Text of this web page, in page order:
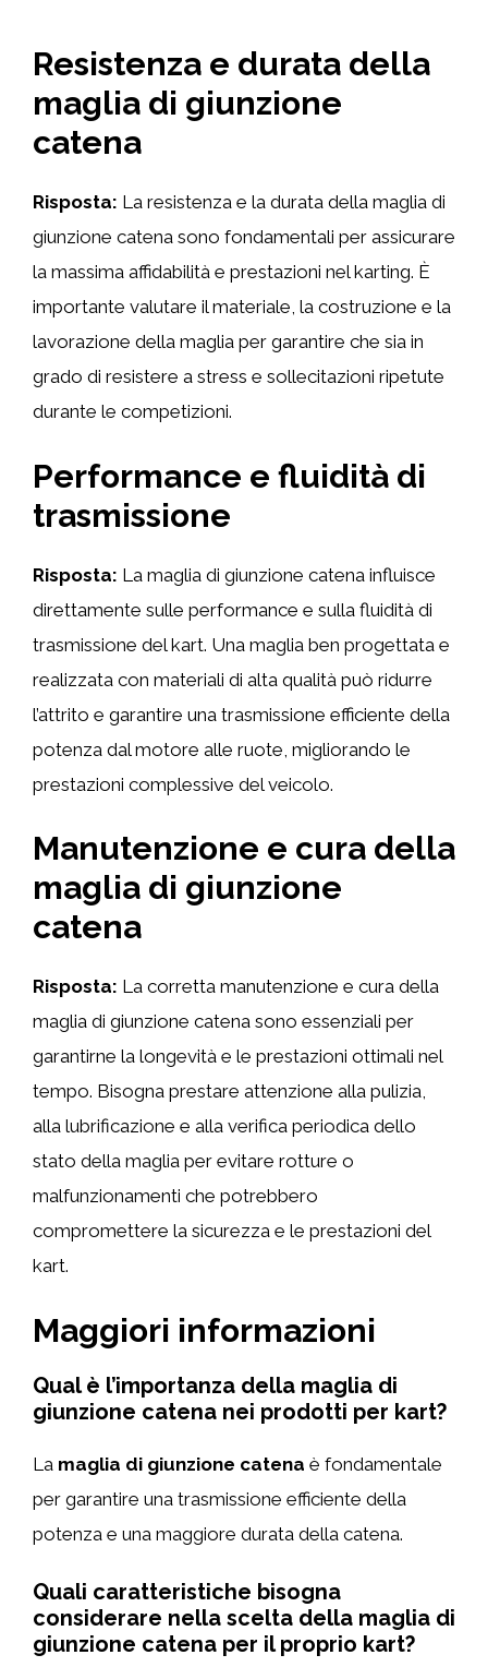
Resistenza e durata della
maglia di giunzione
catena
Risposta: La resistenza e la durata della maglia di
giunzione catena sono fondamentali per assicurare
la massima affidabilità e prestazioni nel karting. È
importante valutare il materiale, la costruzione e la
lavorazione della maglia per garantire che sia in
grado di resistere a stress e sollecitazioni ripetute
durante le competizioni.
Performance e fluidità di
trasmissione
Risposta: La maglia di giunzione catena influisce
direttamente sulle performance e sulla fluidità di
trasmissione del kart. Una maglia ben progettata e
realizzata con materiali di alta qualità può ridurre
l’attrito e garantire una trasmissione efficiente della
potenza dal motore alle ruote, migliorando le
prestazioni complessive del veicolo.
Manutenzione e cura della
maglia di giunzione
catena
Risposta: La corretta manutenzione e cura della
maglia di giunzione catena sono essenziali per
garantirne la longevità e le prestazioni ottimali nel
tempo. Bisogna prestare attenzione alla pulizia,
alla lubrificazione e alla verifica periodica dello
stato della maglia per evitare rotture o
malfunzionamenti che potrebbero
compromettere la sicurezza e le prestazioni del
kart.
Maggiori informazioni
Qual è l’importanza della maglia di
giunzione catena nei prodotti per kart?
La maglia di giunzione catena è fondamentale
per garantire una trasmissione efficiente della
potenza e una maggiore durata della catena.
Quali caratteristiche bisogna
considerare nella scelta della maglia di
giunzione catena per il proprio kart?